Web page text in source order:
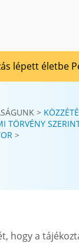
Zrt.
lépett életbe
TÖRVÉNY
hogy a